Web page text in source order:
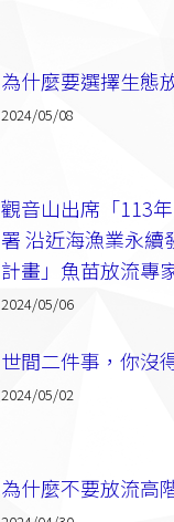
為什麼要選擇生態
2024/05/08
觀音山出席「113
署 沿近海漁業永續
計畫」魚苗放流專
2024/05/06
世間二件事，你沒
2024/05/02
為什麼不要放流高